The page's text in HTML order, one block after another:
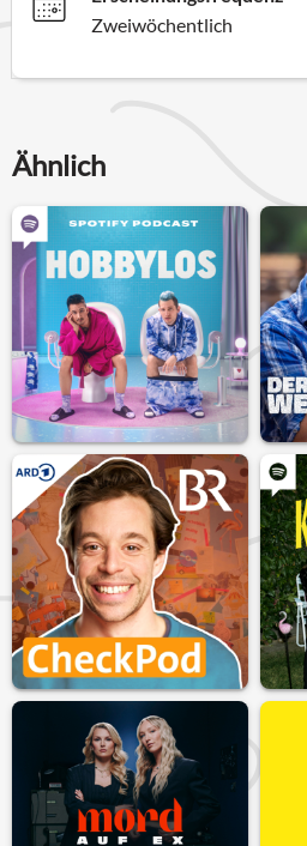
Zweiwöchentlich
Ähnlich